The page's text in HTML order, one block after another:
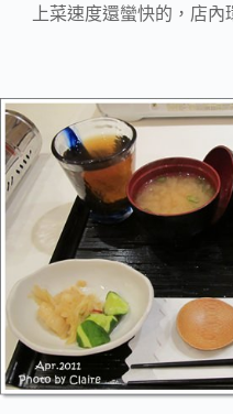
上菜速度還蠻快的，店